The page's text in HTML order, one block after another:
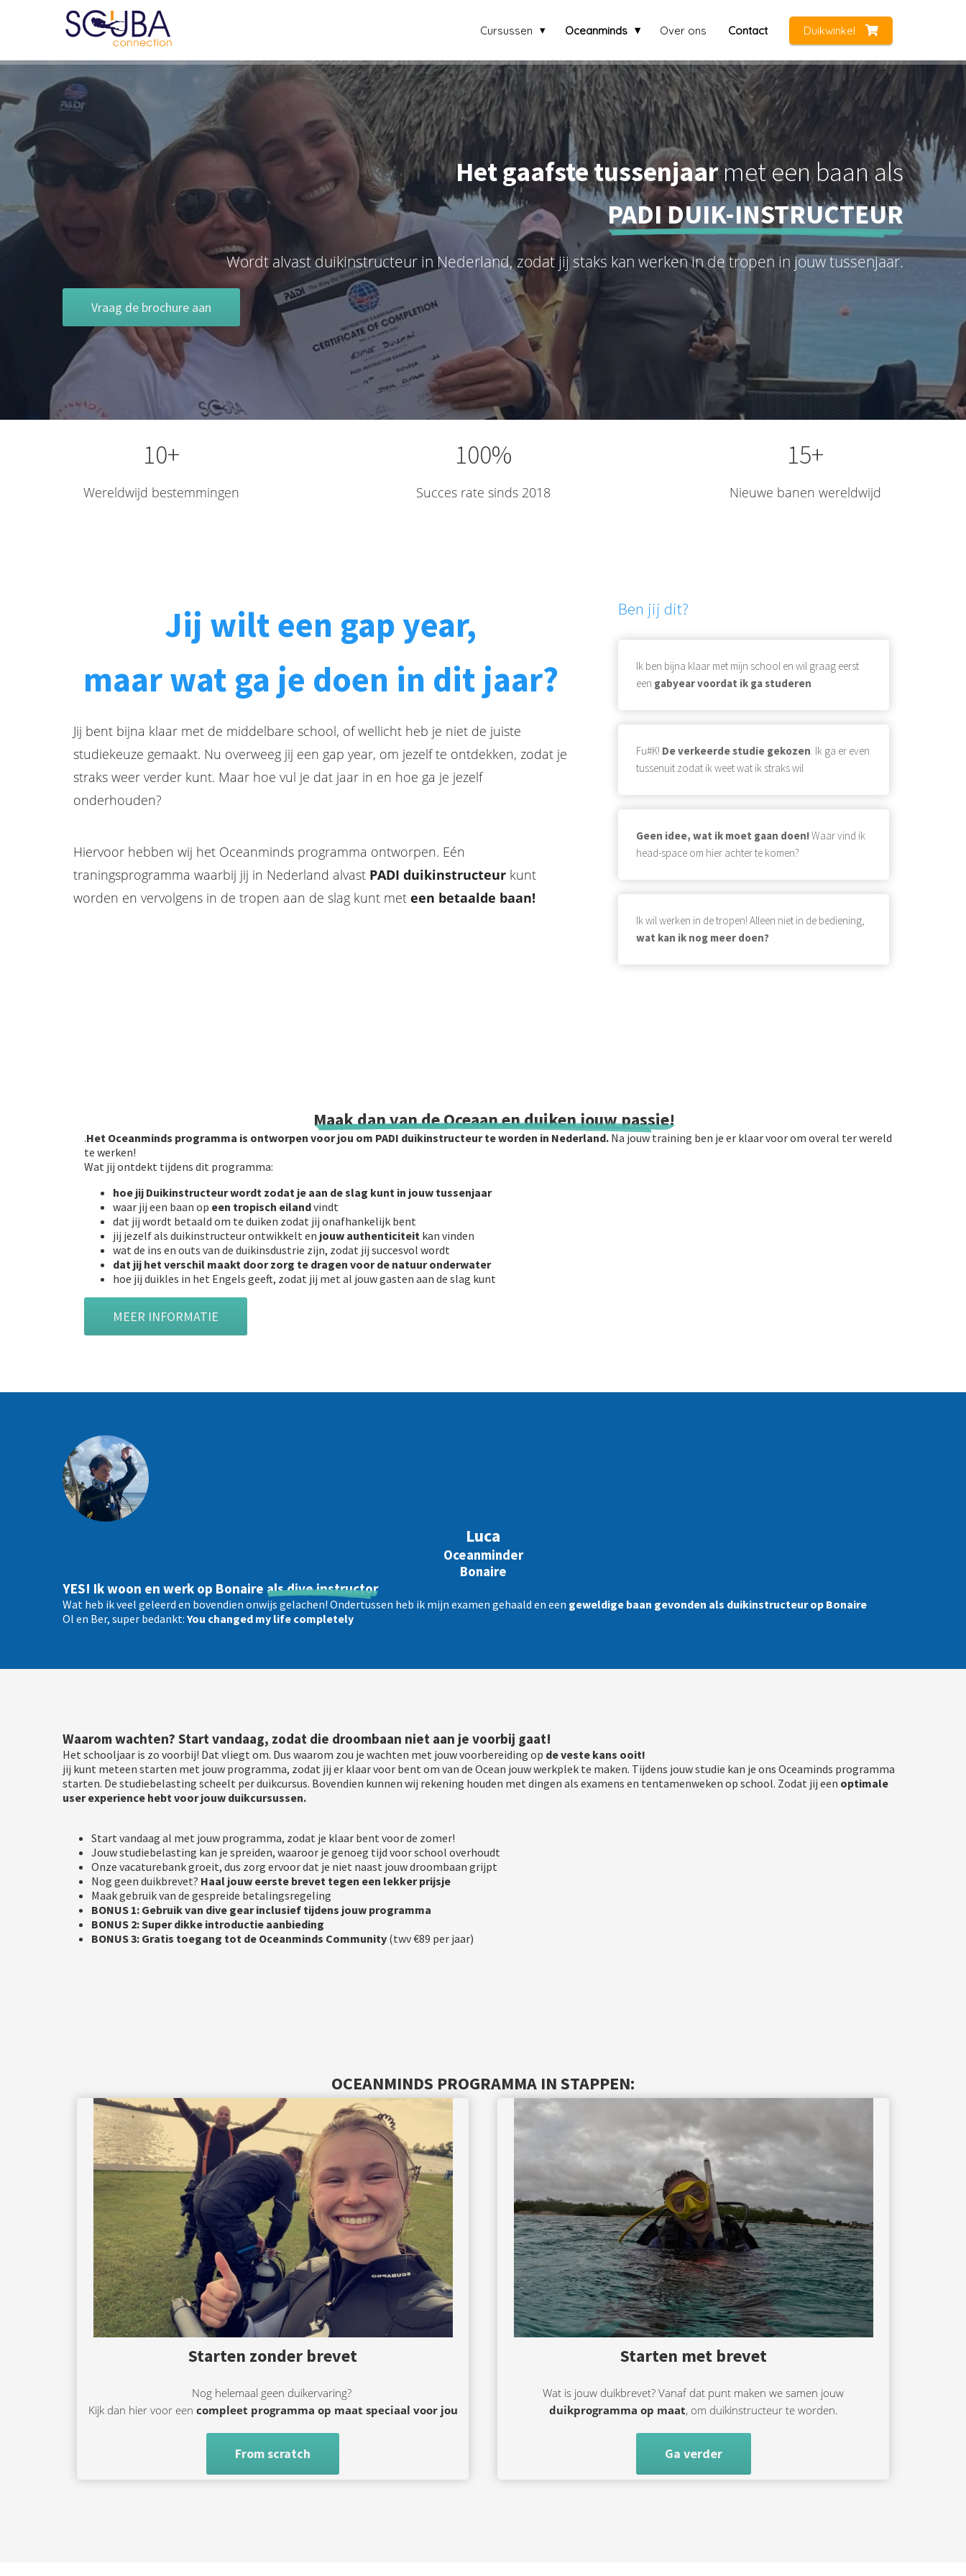
Cursussen Oceanminds Over ons Contact Duikwinkel
Het gaafste tussenjaarmet een baan als
PADI DUIK-INSTRUCTEUR
Wordt alvast duikinstructeur in Nederland, zodat jij staks kan werken in de tropen in jouw tussenjaar.
Vraag de brochure aan
10+
Wereldwijd bestemmingen
100%
Succes rate sinds 2018
15+
Nieuwe banen wereldwijd
Jij wilt een gap year,
maar wat ga je doen in dit jaar?
Jij bent bijna klaar met de middelbare school, of wellicht heb je niet de juiste
studiekeuze gemaakt. Nu overweeg jij een gap year, om jezelf te ontdekken, zodat je
straks weer verder kunt. Maar hoe vul je dat jaar in en hoe ga je jezelf
onderhouden?
Hiervoor hebben wij het Oceanminds programma ontworpen. Eén
traningsprogramma waarbij jij in Nederland alvast PADI duikinstructeur kunt
worden en vervolgens in de tropen aan de slag kunt met een betaalde baan!
Ben jij dit?
Ik ben bijna klaar met mijn school en wil graag eerst
een gabyear voordat ik ga studeren
Fu#K! De verkeerde studie gekozen. Ik ga er even
tussenuit zodat ik weet wat ik straks wil
Geen idee, wat ik moet gaan doen!Waar vind ik
head-space om hier achter te komen?
Ik wil werken in de tropen! Alleen niet in de bediening,
wat kan ik nog meer doen?
Maak dan van de Oceaan en duiken jouw passie!
.Het Oceanminds programma is ontworpen voor jou om PADI duikinstructeur te worden in Nederland. Na jouw training ben je er klaar voor om overal ter wereld
te werken!
Wat jij ontdekt tijdens dit programma:
hoe jij Duikinstructeur wordt zodat je aan de slag kunt in jouw tussenjaar
waar jij een baan op een tropisch eilandvindt
dat jij wordt betaald om te duiken zodat jij onafhankelijk bent
jij jezelf als duikinstructeur ontwikkelt en jouw authenticiteit kan vinden
wat de ins en outs van de duikinsdustrie zijn, zodat jij succesvol wordt
dat jij het verschil maakt door zorg te dragen voor de natuur onderwater
hoe jij duikles in het Engels geeft, zodat jij met al jouw gasten aan de slag kunt
MEER INFORMATIE
Luca
Oceanminder
Bonaire
YES! Ik woon en werk op Bonaire als dive instructor
Wat heb ik veel geleerd en bovendien onwijs gelachen! Ondertussen heb ik mijn examen gehaald en een geweldige baan gevonden als duikinstructeur op Bonaire
Ol en Ber, super bedankt: You changed my life completely
Waarom wachten? Start vandaag, zodat die droombaan niet aan je voorbij gaat!
Het schooljaar is zo voorbij! Dat vliegt om. Dus waarom zou je wachten met jouw voorbereiding op de veste kans ooit!
jij kunt meteen starten met jouw programma, zodat jij er klaar voor bent om van de Ocean jouw werkplek te maken. Tijdens jouw studie kan je ons Oceaminds programma
starten. De studiebelasting scheelt per duikcursus. Bovendien kunnen wij rekening houden met dingen als examens en tentamenweken op school. Zodat jij een optimale
user experience hebt voor jouw duikcursussen.
Start vandaag al met jouw programma, zodat je klaar bent voor de zomer!
Jouw studiebelasting kan je spreiden, waaroor je genoeg tijd voor school overhoudt
Onze vacaturebank groeit, dus zorg ervoor dat je niet naast jouw droombaan grijpt
Nog geen duikbrevet? Haal jouw eerste brevet tegen een lekker prijsje
Maak gebruik van de gespreide betalingsregeling
BONUS 1: Gebruik van dive gear inclusief tijdens jouw programma
BONUS 2: Super dikke introductie aanbieding
BONUS 3: Gratis toegang tot de Oceanminds Community (twv €89 per jaar)
OCEANMINDS PROGRAMMA IN STAPPEN:
Starten zonder brevet
Nog helemaal geen duikervaring?
Kijk dan hier voor een compleet programma op maat speciaal voor jou
From scratch
Starten met brevet
Wat is jouw duikbrevet? Vanaf dat punt maken we samen jouw
duikprogramma op maat, om duikinstructeur te worden.
Ga verder